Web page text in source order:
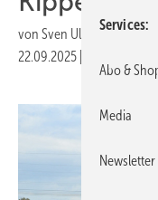
von Sven Ullrich
22.09.2025
Services
Abo &
Media
Newsletter